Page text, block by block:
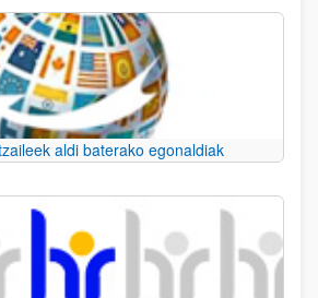
aldi baterako egonaldiak